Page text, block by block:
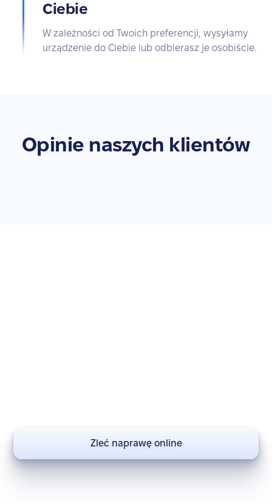
Ciebie
W zależności od Twoich preferencji, wysyłamy
urządzenie do Ciebie lub odbierasz je osobiście.
Opinie naszych klientów
Zleć naprawę online